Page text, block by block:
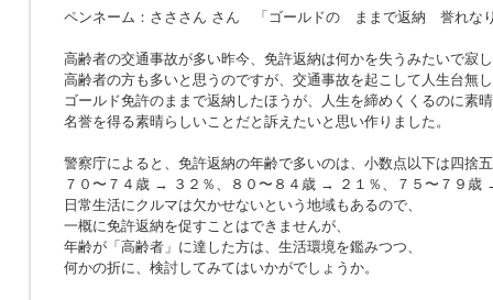
ペンネーム：さささん さん 「ゴールドの ままで返納 誉れな
高齢者の交通事故が多い昨今、免許返納は何かを失うみたいで寂
高齢者の方も多いと思うのですが、交通事故を起こして人生台無
ゴールド免許のままで返納したほうが、人生を締めくくるのに素
名誉を得る素晴らしいことだと訴えたいと思い作りました。
警察庁によると、免許返納の年齢で多いのは、小数点以下は四捨
７０〜７４歳 → ３２％、８０〜８４歳 → ２１％、７５〜７９歳
日常生活にクルマは欠かせないという地域もあるので、
一概に免許返納を促すことはできませんが、
年齢が「高齢者」に達した方は、生活環境を鑑みつつ、
何かの折に、検討してみてはいかがでしょうか。